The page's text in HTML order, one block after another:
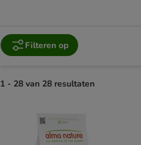
Filteren op
1 - 28 van 28 resultaten